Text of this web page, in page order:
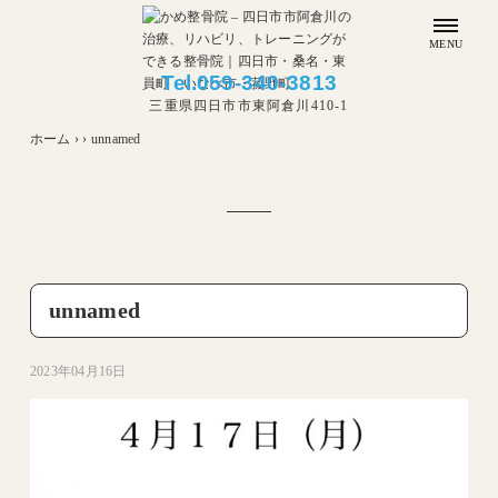
Tel.059-340-3813
三重県四日市市東阿倉川410-1
MENU
ホーム › › unnamed
unnamed
2023年04月16日